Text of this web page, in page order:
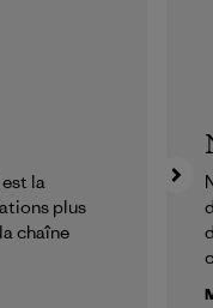
la
plus
chaîne